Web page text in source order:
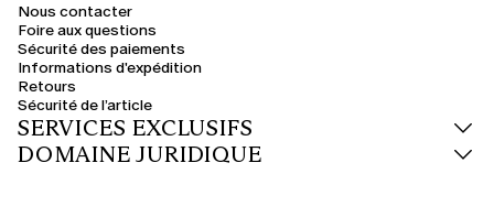
Nous contacter
Foire aux questions
Sécurité des paiements
Informations d'expédition
Retours
Sécurité de l’article
SERVICES EXCLUSIFS
DOMAINE JURIDIQUE